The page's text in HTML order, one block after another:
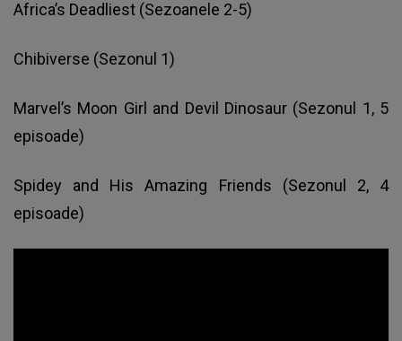
Africa’s Deadliest (Sezoanele 2-5)
Chibiverse (Sezonul 1)
Marvel’s Moon Girl and Devil Dinosaur (Sezonul 1, 5
episoade)
Spidey and His Amazing Friends (Sezonul 2, 4
episoade)